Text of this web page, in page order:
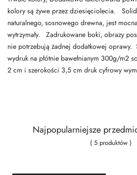
kolory są żywe przez dziesięciolecia.
naturalnego, sosnowego drewna, jest
wytrzymały. Zadrukowane boki, obrazy
nie potrzebują żadnej dodatkowej oprawy.
wydruk na płótnie bawełnianym 300g/m2
2 cm i szerokości 3,5 cm druk cyfrowy
Najpopularniejsze
( 5 produktów )